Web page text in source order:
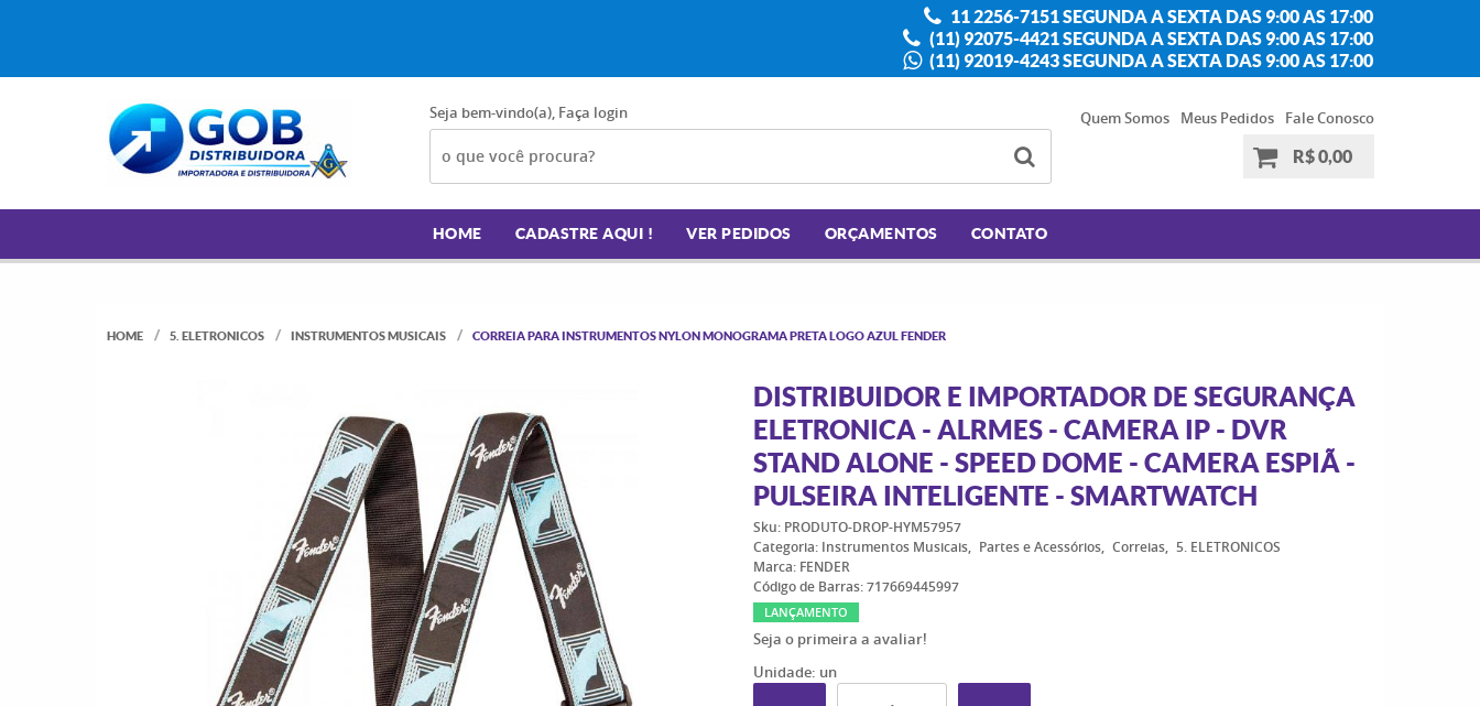
11 2256-7151 SEGUNDA A SEXTA DAS 9:00 AS 17:00
(11) 92075-4421 SEGUNDA A SEXTA DAS 9:00 AS 17:00
(11) 92019-4243 SEGUNDA A SEXTA DAS 9:00 AS 17:00
Seja bem-vindo(a), Faça login Quem Somos Meus Pedidos
Fale Conosco
R$ 0,00
HOME CADASTRE AQUI ! VER PEDIDOS ORÇAMENTOS CONTATO
HOME 5. ELETRONICOS INSTRUMENTOS MUSICAIS CORREIA PARA INSTRUMENTOS NYLON MONOGRAMA PRETA LOGO AZUL FENDER
DISTRIBUIDOR E IMPORTADOR DE SEGURANÇA
ELETRONICA - ALRMES - CAMERA IP - DVR
STAND ALONE - SPEED DOME - CAMERA ESPIÃ -
PULSEIRA INTELIGENTE - SMARTWATCH
Sku: PRODUTO-DROP-HYM57957
Categoria: Instrumentos Musicais Partes e Acessórios Correias
5. ELETRONICOS
Marca: FENDER
Código de Barras:717669445997
LANÇAMENTO
Seja o primeira a avaliar!
Unidade: un